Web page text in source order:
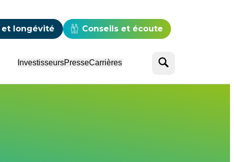
et longévité Conseils et écoute
InvestisseursPresseCarrières Rechercher